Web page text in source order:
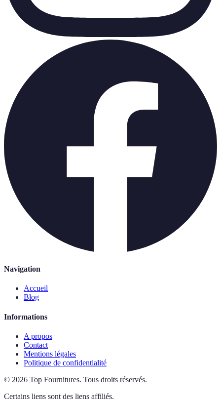
Navigation
Accueil
Blog
Informations
A propos
Contact
Mentions légales
Politique de confidentialité
© 2026 Top Fournitures. Tous droits réservés.
Certains liens sont des liens affiliés.